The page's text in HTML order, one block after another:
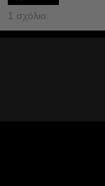
1 σχόλιο: